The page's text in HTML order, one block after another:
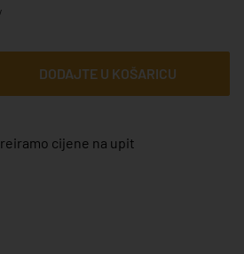
DODAJTE U KOŠARICU
cijene na upit